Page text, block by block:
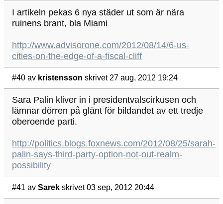
I artikeln pekas 6 nya städer ut som är nära
ruinens brant, bla Miami
http://www.advisorone.com/2012/08/14/6-us-
cities-on-the-edge-of-a-fiscal-cliff
#40 av kristensson skrivet 27 aug, 2012 19:24
Sara Palin kliver in i presidentvalscirkusen och
lämnar dörren på glänt för bildandet av ett tredje
oberoende parti.
http://politics.blogs.foxnews.com/2012/08/25/sarah-
palin-says-third-party-option-not-out-realm-
possibility
#41 av Sarek skrivet 03 sep, 2012 20:44